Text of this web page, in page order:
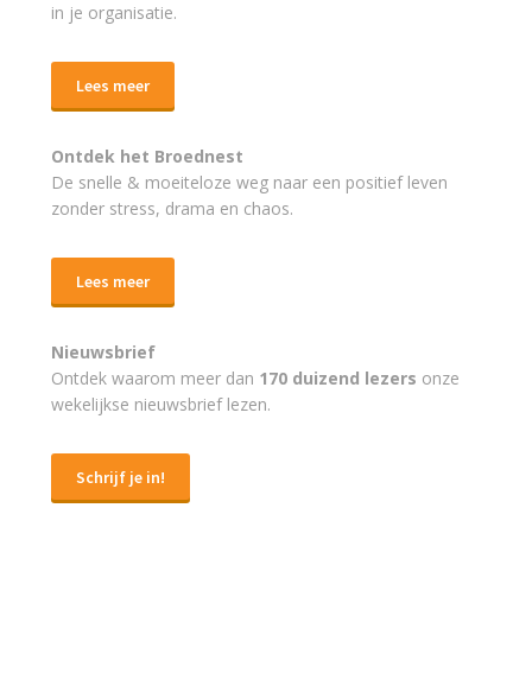
in je organisatie.
Lees meer
Ontdek het Broednest
De snelle & moeiteloze weg naar een positief leven
zonder stress, drama en chaos.
Lees meer
Nieuwsbrief
Ontdek waarom meer dan 170 duizend lezers onze
wekelijkse nieuwsbrief lezen.
Schrijf je in!